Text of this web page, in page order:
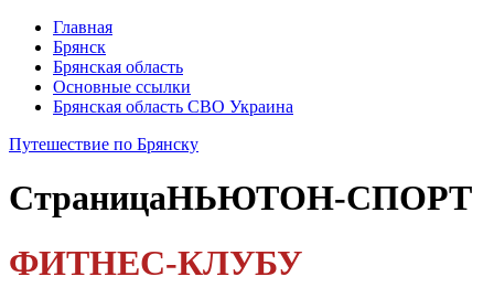
Главная
Брянск
Брянская область
Основные ссылки
Брянская область СВО Украина
Путешествие по Брянску
СтраницаНЬЮТОН-СПОРТ
ФИТНЕС-КЛУБУ